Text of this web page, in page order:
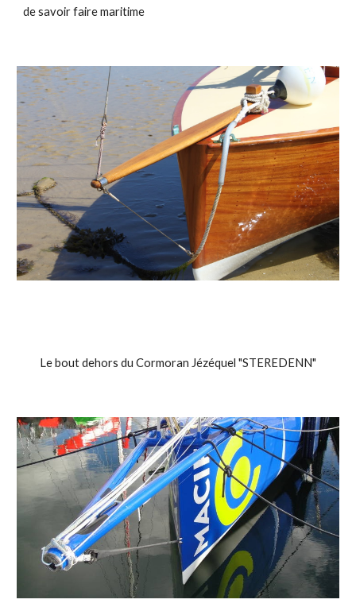
de savoir faire maritime
Le bout dehors du Cormoran Jézéquel "STEREDENN"